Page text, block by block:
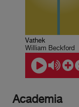
Vathek
William Beckford
Academia